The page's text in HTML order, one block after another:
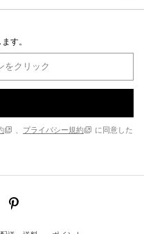
す。
、 プライバシー規約
に同意した